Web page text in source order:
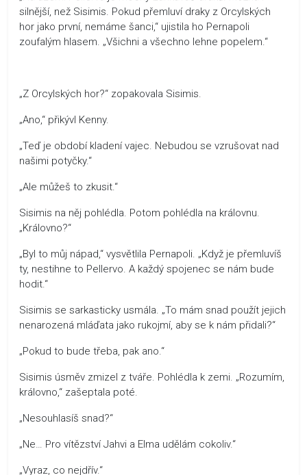
silnější, než Sisimis. Pokud přemluví draky z Orcylských
hor jako první, nemáme šanci,“ ujistila ho Pernapoli
zoufalým hlasem. „Všichni a všechno lehne popelem.“
„Z Orcylských hor?“ zopakovala Sisimis.
„Ano,“ přikývl Kenny.
„Teď je období kladení vajec. Nebudou se vzrušovat nad
našimi potyčky.“
„Ale můžeš to zkusit.“
Sisimis na něj pohlédla. Potom pohlédla na královnu.
„Královno?“
„Byl to můj nápad,“ vysvětlila Pernapoli. „Když je přemluvíš
ty, nestihne to Pellervo. A každý spojenec se nám bude
hodit.“
Sisimis se sarkasticky usmála. „To mám snad použít jejich
nenarozená mláďata jako rukojmí, aby se k nám přidali?“
„Pokud to bude třeba, pak ano.“
Sisimis úsměv zmizel z tváře. Pohlédla k zemi. „Rozumím,
královno,“ zašeptala poté.
„Nesouhlasíš snad?“
„Ne… Pro vítězství Jahvi a Elma udělám cokoliv.“
„Vyraz, co nejdřív.“